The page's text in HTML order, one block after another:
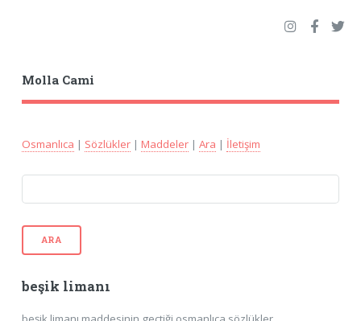
Molla Cami
Osmanlıca | Sözlükler| Maddeler| Ara | İletişim
ARA
beşik limanı